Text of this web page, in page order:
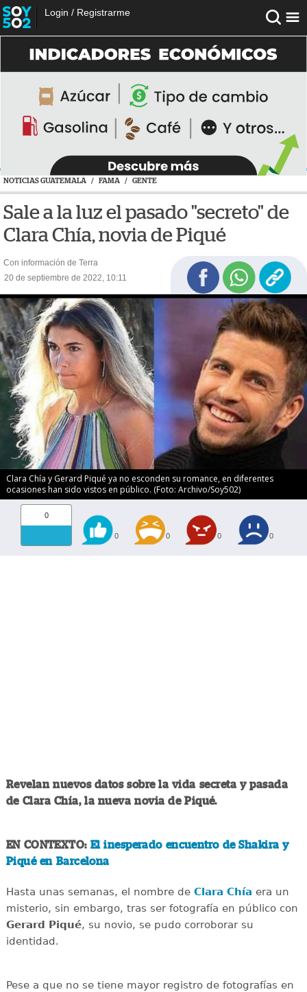
Login / Registrarme
NOTICIAS GUATEMALA / FAMA / GENTE
Sale a la luz el pasado "secreto" de
Clara Chía, novia de Piqué
Con información de Terra
20 de septiembre de 2022, 10:11
Clara Chía y Gerard Piqué ya no esconden su romance, en diferentes
ocasiones han sido vistos en público. (Foto: Archivo/Soy502)
0
0 0 0 0
Revelan nuevos datos sobre la vida secreta y pasada
de Clara Chía, la nueva novia de Piqué.
EN CONTEXTO: El inesperado encuentro de Shakira y
Piqué en Barcelona
Hasta unas semanas, el nombre deClara Chía era un
misterio, sin embargo, tras ser fotografía en público con
Gerard Piqué, su novio, se pudo corroborar su
identidad.
Pese a que no se tiene mayor registro de fotografías en